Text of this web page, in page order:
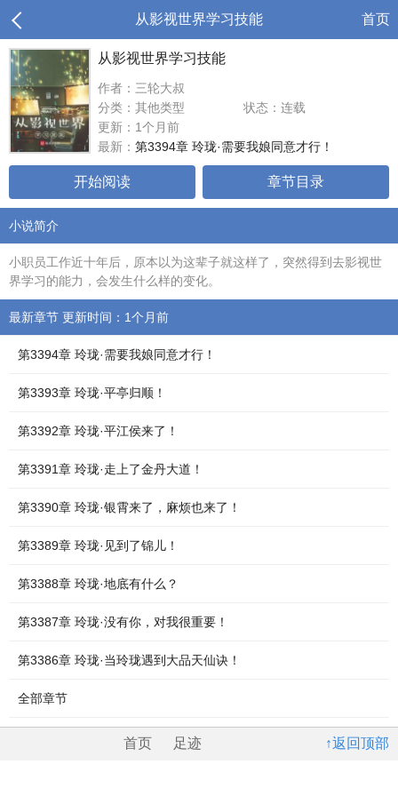
从影视世界学习技能 首页
从影视世界学习技能
作者：三轮大叔
分类：其他类型
状态：连载
更新：1个月前
最新： 第3394章 玲珑·需要我娘同意才行！
开始阅读 章节目录
小说简介
小职员工作近十年后，原本以为这辈子就这样了，突然得到去影视世
界学习的能力，会发生什么样的变化。
最新章节 更新时间：1个月前
第3394章 玲珑·需要我娘同意才行！
第3393章 玲珑·平亭归顺！
第3392章 玲珑·平江侯来了！
第3391章 玲珑·走上了金丹大道！
第3390章 玲珑·银霄来了，麻烦也来了！
第3389章 玲珑·见到了锦儿！
第3388章 玲珑·地底有什么？
第3387章 玲珑·没有你，对我很重要！
第3386章 玲珑·当玲珑遇到大品天仙诀！
全部章节
↑返回顶部
首页 足迹